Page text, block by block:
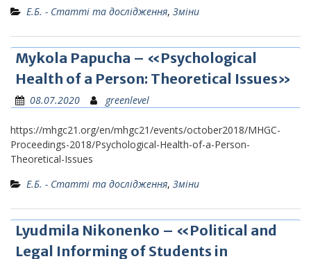
Е.Б. - Статті та дослідження, Зміни
Mykola Papucha – «Psychological
Health of a Person: Theoretical Issues»
08.07.2020 greenlevel
https://mhgc21.org/en/mhgc21/events/october2018/MHGC-
Proceedings-2018/Psychological-Health-of-a-Person-
Theoretical-Issues
Е.Б. - Статті та дослідження, Зміни
Lyudmila Nikonenko – «Political and
Legal Informing of Students in